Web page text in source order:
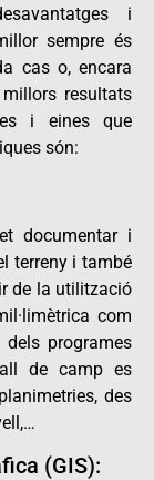
i
sempre és
cas o, encara
millors resultats
i eines que
són:
documentar i
terreny i també
de la utilització
com
programes
de camp es
des
(GIS):